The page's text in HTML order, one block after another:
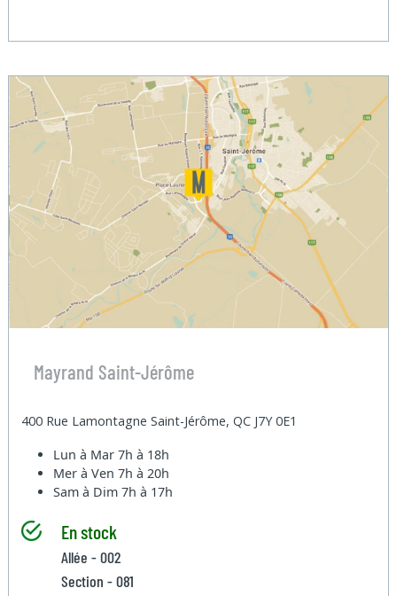
Mayrand Saint-Jérôme
400 Rue Lamontagne Saint-Jérôme, QC J7Y 0E1
Lun à Mar7h à 18h
Mer à Ven7h à 20h
Sam à Dim7h à 17h
En stock
Allée - 002
Section - 081